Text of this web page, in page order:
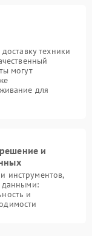
техники
могут
для
и
инструментов,
данными:
и